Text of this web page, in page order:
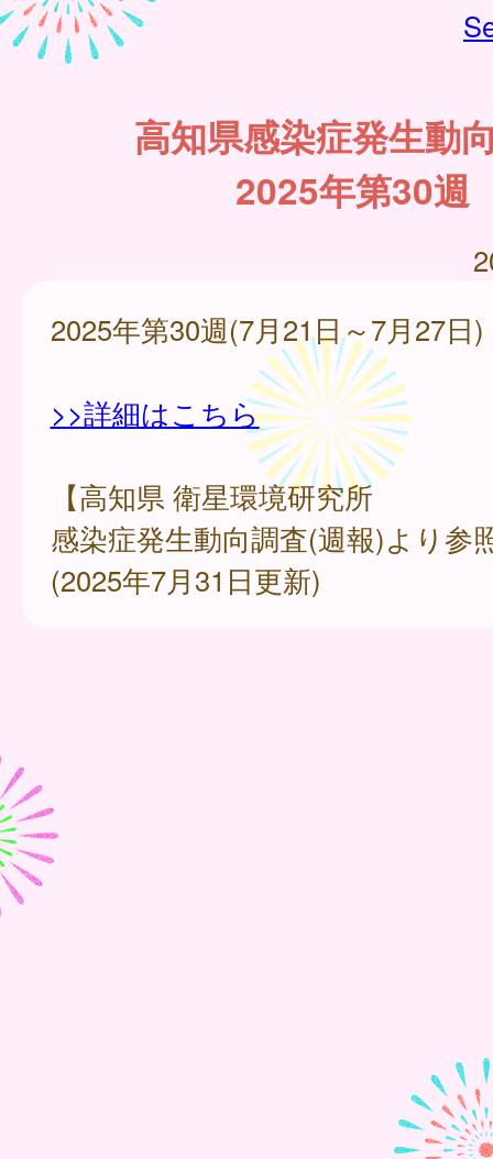
高知県感染症発生動
2025年第30週
2025年第30週(7月21日～7月27日)
>>詳細はこちら
【高知県 衛星環境研究所
感染症発生動向調査(週報)より参
(2025年7月31日更新)